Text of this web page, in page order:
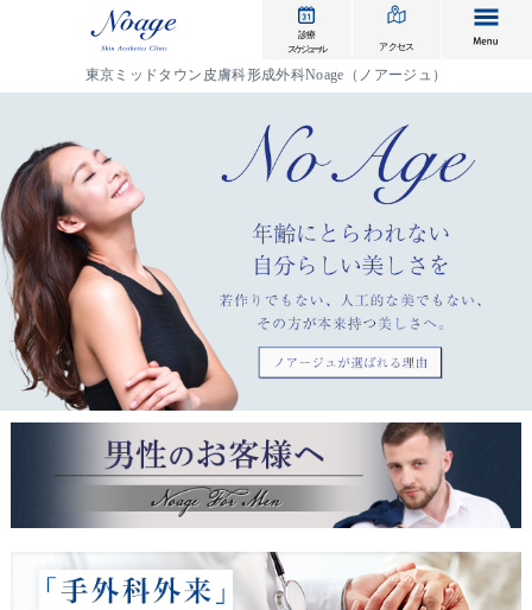
診療
スケジュール
アクセス
東京ミッドタウン皮膚科形成外科Noage（ノアージュ）